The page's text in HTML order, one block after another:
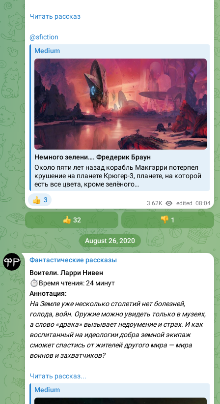
Читать рассказ
@sfiction
Medium
Немного зелени…. Фредерик Браун
Около пяти лет назад корабль Макгэрри потерпел
крушение на планете Крюгер-3, планете, на которой
есть все цвета, кроме зелёного…
3 3.62K edited 08:04
32 👎
1
Фантастические рассказы
Воители. Ларри Нивен
Время чтения: 24 минут
Аннотация:
На Земле уже несколько столетий нет болезней,
голода, войн. Оружие можно увидеть только в музеях,
а слово «драка» вызывает недоумение и страх. И как
воспитанный на идеологии добра земной экипаж
сможет спастись от жителей другого мира — мира
воинов и захватчиков?
Читать рассказ...
Medium
August 26, 2020